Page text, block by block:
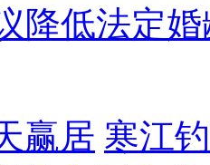
降低法定婚
赢居 寒江